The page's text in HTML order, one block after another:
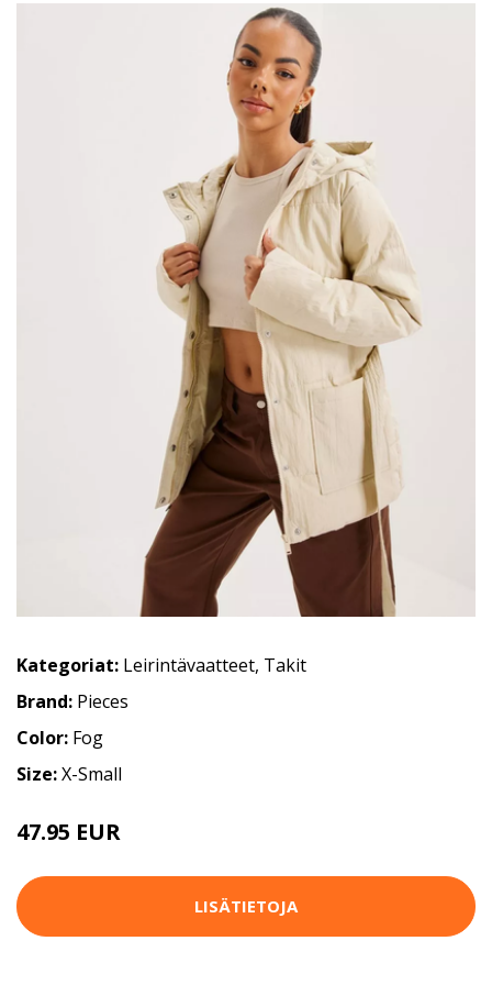
Kategoriat: Leirintävaatteet, Takit
Brand: Pieces
Color: Fog
Size:X-Small
47.95 EUR
LISÄTIETOJA